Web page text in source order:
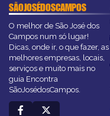
SÃOJOSÉDOSCAMPOS
O melhor de São José dos
Campos num só lugar!
Dicas, onde ir, o que fazer, as
melhores empresas, locais,
serviços e muito mais no
guia Encontra
SãoJosédosCampos.